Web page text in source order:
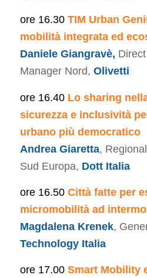
ore 16.30 TIM Urban
mobilità integrata ed
Daniele Giangravè,
Manager Nord, Olivetti
ore 16.40 Lo sharing
sicurezza e inclusività
urbano più democratico
Andrea Giaretta,
Sud Europa, Dott Italia
ore 16.50 Città fatte per
micromobilità ad
Magdalena Krenek,
Technology Italia
ore 17.00 Smart Mobility